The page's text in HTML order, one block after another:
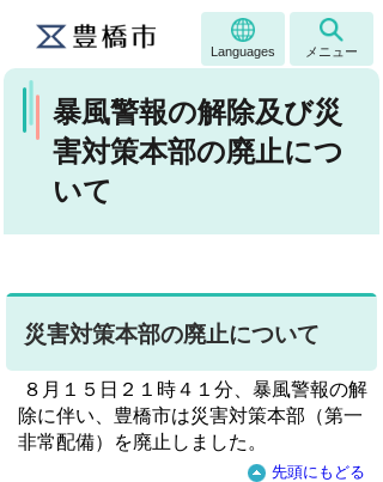
Languages メニュー
暴風警報の解除及び災
害対策本部の廃止につ
いて
災害対策本部の廃止について
８月１５日２１時４１分、暴風警報の解
除に伴い、豊橋市は災害対策本部（第一
非常配備）を廃止しました。
先頭にもどる